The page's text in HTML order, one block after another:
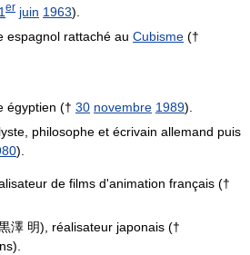
1 er juin 1963).
espagnol rattaché au Cubisme (†
égyptien († 30 novembre 1989).
philosophe et écrivain allemand puis
).
de films d'animation français (†
澤 明), réalisateur japonais (†